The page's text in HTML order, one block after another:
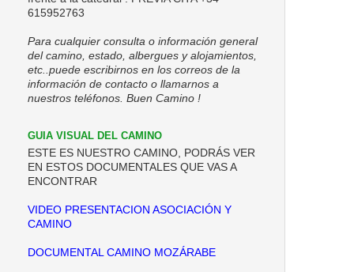
615952763
Para cualquier consulta o información general
del camino, estado, albergues y alojamientos,
etc..puede escribirnos en los correos de la
información de contacto o llamarnos a
nuestros teléfonos. Buen Camino !
GUIA VISUAL DEL CAMINO
ESTE ES NUESTRO CAMINO, PODRÁS VER
EN ESTOS DOCUMENTALES QUE VAS A
ENCONTRAR
VIDEO PRESENTACION ASOCIACIÓN Y
CAMINO
DOCUMENTAL CAMINO MOZÁRABE